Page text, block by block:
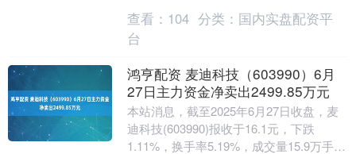
公司与方正证券股份有限公司签署的销售
服务协议及相关....
查看： 104 分类： 国内实盘配资平
台
鸿亨配资 麦迪科技（603990）6月
27日主力资金净卖出2499.85万元
本站消息，截至2025年6月27日收盘，麦
迪科技(603990)报收于16.1元，下跌
1.11%，换手率5.19%，成交量15.9万手，